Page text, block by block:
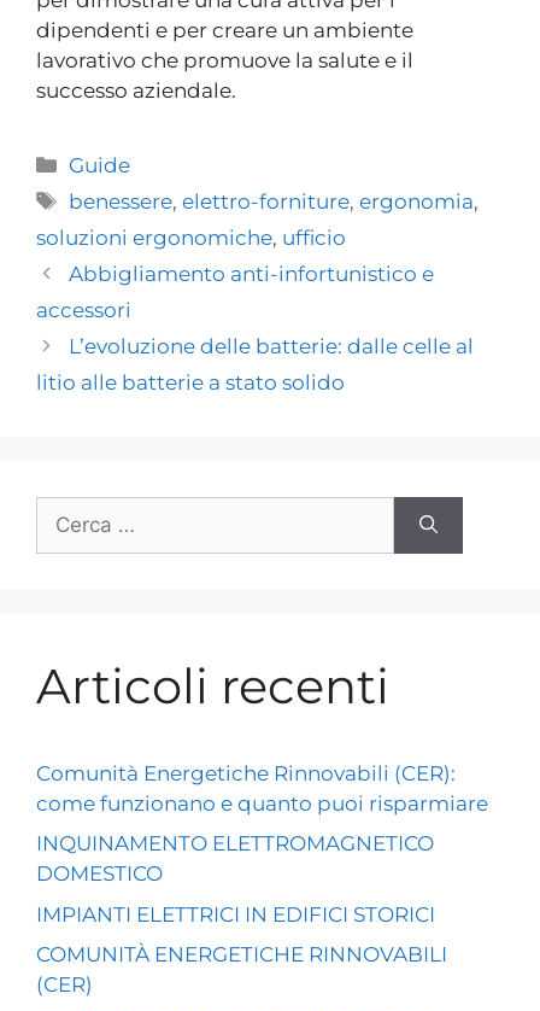
dipendenti e per creare un ambiente
lavorativo che promuove la salute e il
successo aziendale.
Guide
benessere,elettro-forniture,ergonomia,
soluzioni ergonomiche, ufficio
Abbigliamento anti-infortunistico e
accessori
L’evoluzione delle batterie: dalle celle al
litio alle batterie a stato solido
Articoli recenti
Comunità Energetiche Rinnovabili (CER):
come funzionano e quanto puoi risparmiare
INQUINAMENTO ELETTROMAGNETICO
DOMESTICO
IMPIANTI ELETTRICI IN EDIFICI STORICI
COMUNITÀ ENERGETICHE RINNOVABILI
(CER)